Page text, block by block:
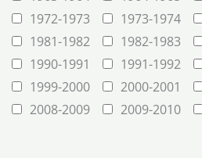
1972-1973 1973-1974
1981-1982 1982-1983
1990-1991 1991-1992
1999-2000 2000-2001
2008-2009 2009-2010